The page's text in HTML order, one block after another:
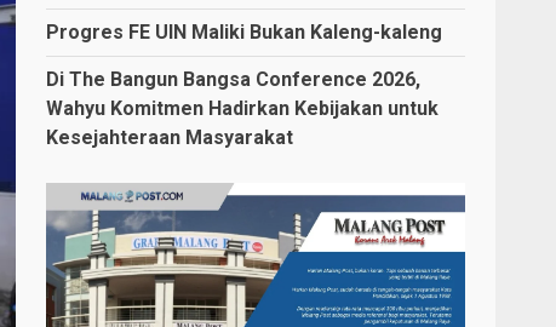
Progres FE UIN Maliki Bukan Kaleng-kaleng
Di The Bangun Bangsa Conference 2026,
Wahyu Komitmen Hadirkan Kebijakan untuk
Kesejahteraan Masyarakat